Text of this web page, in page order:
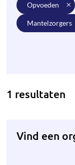
opvoeden
mantelzorgers
1 resultaten
Vind een